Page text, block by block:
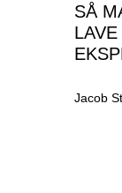
SÅ
Jacob